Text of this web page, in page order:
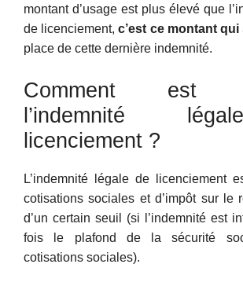
montant d’usage est plus élevé que
de licenciement,c’est ce montant
place de cette dernière indemnité.
Comment est
l’indemnité
licenciement ?
L’indemnité légale de licenciement
cotisations sociales et d’impôt sur le
d’un certain seuil (si l’indemnité est
fois le plafond de la sécurité
cotisations sociales).